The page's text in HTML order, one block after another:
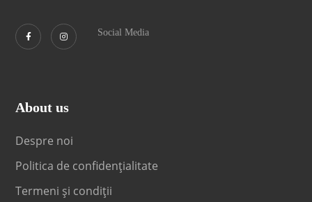
Social Media
About us
Despre noi
Politica de confidențialitate
Termeni și condiții